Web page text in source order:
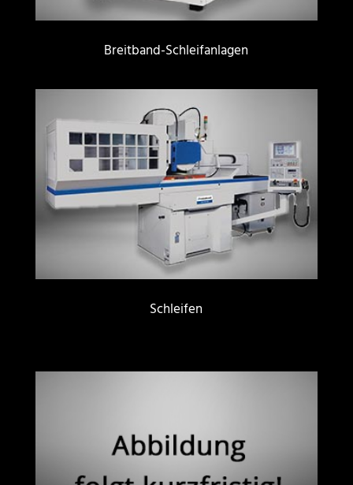
Breitband-Schleifanlagen
Schleifen